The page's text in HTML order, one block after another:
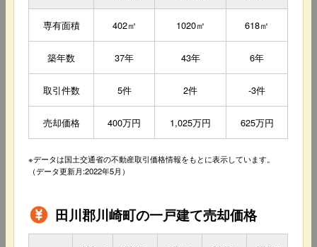
専有面積 402㎡ 1020㎡ 618㎡
築年数 37年 43年 6年
取引件数 5件 2件 -3件
売却価格 400万円 1,025万円 625万円
※データは国土交通省の不動産取引価格情報をもとに表示しています。
（データ更新月:2022年5月）
田川郡川崎町の一戸建て売却価格